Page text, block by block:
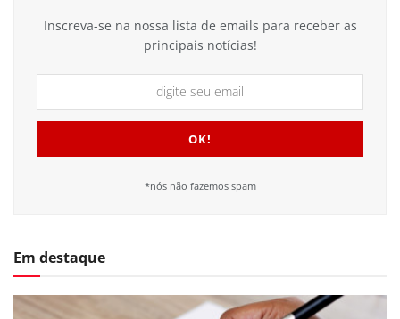
Inscreva-se na nossa lista de emails para receber as
principais notícias!
*nós não fazemos spam
Em destaque